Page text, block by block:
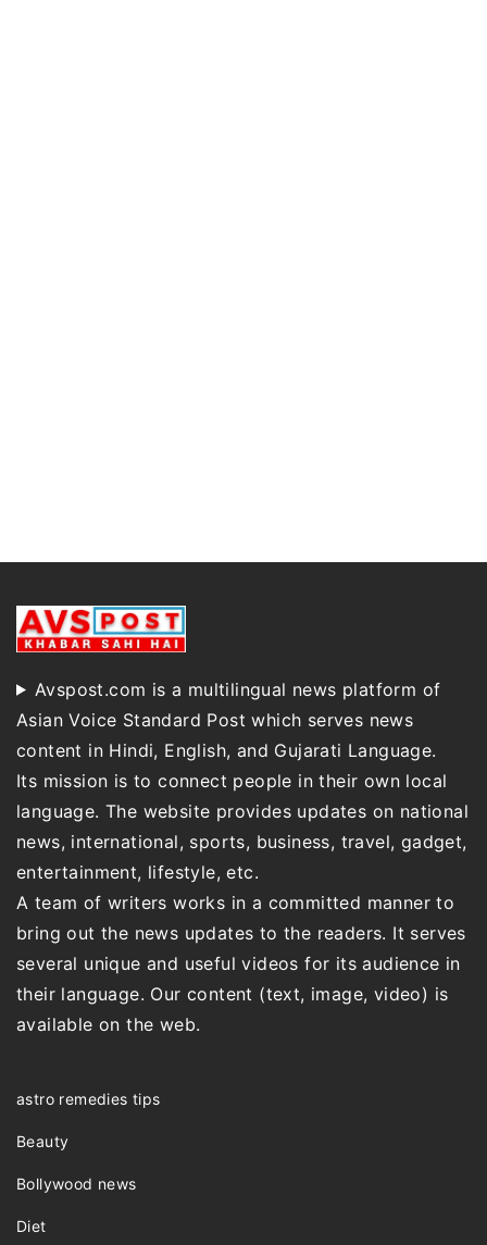
Avspost.com is a multilingual news platform of
Asian Voice Standard Post which serves news
content in Hindi, English, and Gujarati Language.
Its mission is to connect people in their own local
language. The website provides updates on national
news, international, sports, business, travel, gadget,
entertainment, lifestyle, etc.
A team of writers works in a committed manner to
bring out the news updates to the readers. It serves
several unique and useful videos for its audience in
their language. Our content (text, image, video) is
available on the web.
astro remedies tips
Beauty
Bollywood news
Diet